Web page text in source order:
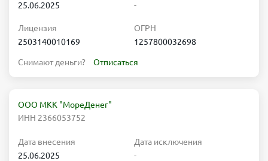
25.06.2025
-
Лицензия
2503140010169
ОГРН
1257800032698
Снимают деньги? Отписаться
ООО МКК "МореДенег"
ИНН 2366053752
Дата внесения
25.06.2025
Дата исключения
-